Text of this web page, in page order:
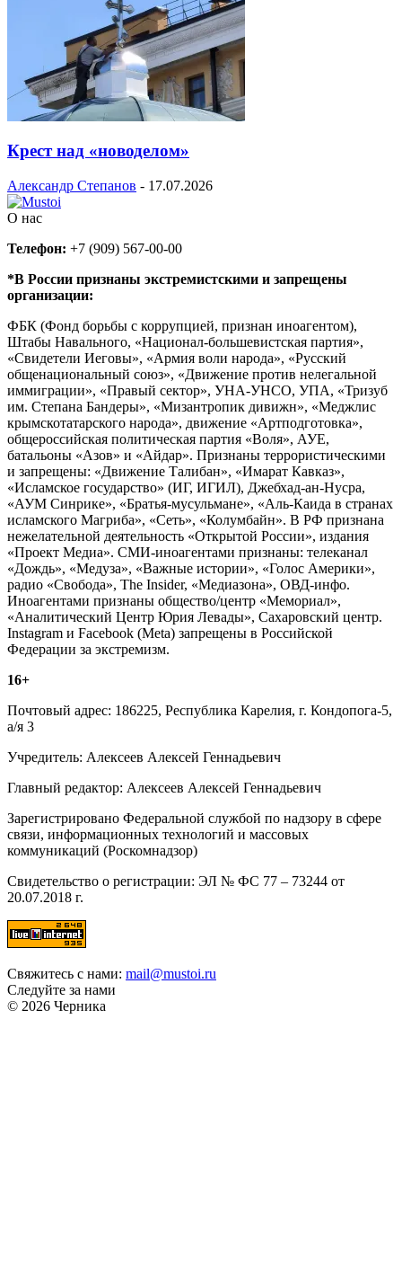
Крест над «новоделом»
Александр Степанов - 17.07.2026
О нас
Телефон: +7 (909) 567-00-00
*В России признаны экстремистскими и запрещены
организации:
ФБК (Фонд борьбы с коррупцией, признан иноагентом),
Штабы Навального, «Национал-большевистская партия»,
«Свидетели Иеговы», «Армия воли народа», «Русский
общенациональный союз», «Движение против нелегальной
иммиграции», «Правый сектор», УНА-УНСО, УПА, «Тризуб
им. Степана Бандеры», «Мизантропик дивижн», «Меджлис
крымскотатарского народа», движение «Артподготовка»,
общероссийская политическая партия «Воля», АУЕ,
батальоны «Азов» и «Айдар». Признаны террористическими
и запрещены: «Движение Талибан», «Имарат Кавказ»,
«Исламское государство» (ИГ, ИГИЛ), Джебхад-ан-Нусра,
«АУМ Синрике», «Братья-мусульмане», «Аль-Каида в странах
исламского Магриба», «Сеть», «Колумбайн». В РФ признана
нежелательной деятельность «Открытой России», издания
«Проект Медиа». СМИ-иноагентами признаны: телеканал
«Дождь», «Медуза», «Важные истории», «Голос Америки»,
радио «Свобода», The Insider, «Медиазона», ОВД-инфо.
Иноагентами признаны общество/центр «Мемориал»,
«Аналитический Центр Юрия Левады», Сахаровский центр.
Instagram и Facebook (Metа) запрещены в Российской
Федерации за экстремизм.
16+
Почтовый адрес: 186225, Республика Карелия, г. Кондопога-5,
а/я 3
Учредитель: Алексеев Алексей Геннадьевич
Главный редактор: Алексеев Алексей Геннадьевич
Зарегистрировано Федеральной службой по надзору в сфере
связи, информационных технологий и массовых
коммуникаций (Роскомнадзор)
Свидетельство о регистрации: ЭЛ № ФС 77 – 73244 от
20.07.2018 г.
Свяжитесь с нами: mail@mustoi.ru
Следуйте за нами
© 2026 Черника